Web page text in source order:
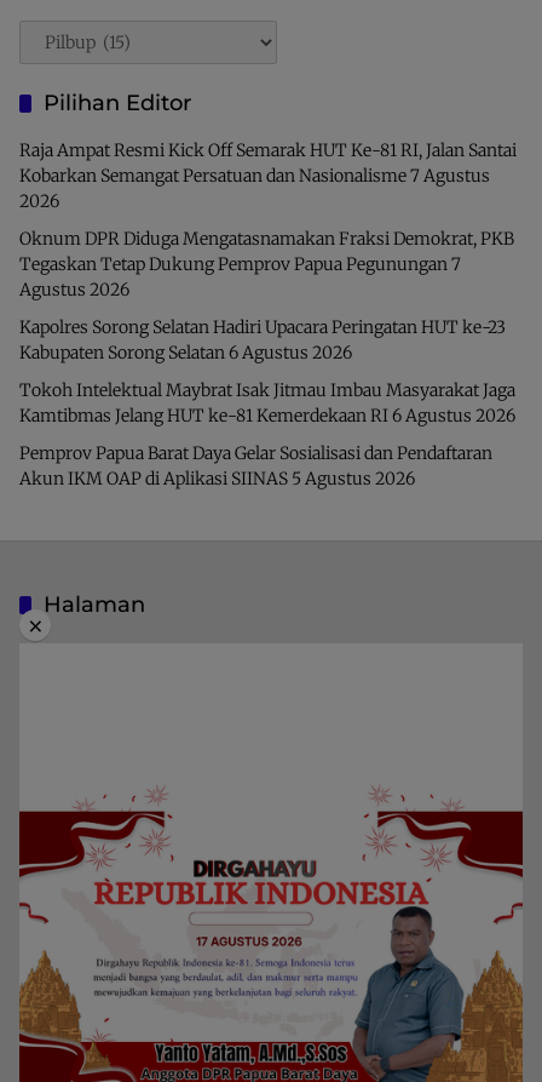
Pencarian
Pilihan Editor
Raja Ampat Resmi Kick Off Semarak HUT Ke-81 RI, Jalan Santai
Kobarkan Semangat Persatuan dan Nasionalisme7 Agustus
2026
Oknum DPR Diduga Mengatasnamakan Fraksi Demokrat, PKB
Tegaskan Tetap Dukung Pemprov Papua Pegunungan7
Agustus 2026
Kapolres Sorong Selatan Hadiri Upacara Peringatan HUT ke-23
Kabupaten Sorong Selatan6 Agustus 2026
Tokoh Intelektual Maybrat Isak Jitmau Imbau Masyarakat Jaga
Kamtibmas Jelang HUT ke-81 Kemerdekaan RI6 Agustus 2026
Pemprov Papua Barat Daya Gelar Sosialisasi dan Pendaftaran
Akun IKM OAP di Aplikasi SIINAS 5 Agustus 2026
Halaman
Kategori
Berita
Home
Papua Barat Daya
×